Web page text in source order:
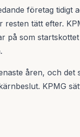
företag tidigt
tätt efter.
på som
åren, och det
KPMG